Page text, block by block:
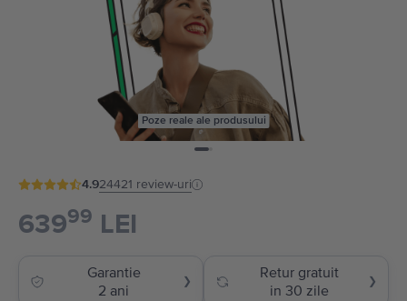
Poze reale ale produsului
4.924421 review-uri
63999 LEI
Garantie
2 ani
❯
Retur gratuit
in 30 zile
❯